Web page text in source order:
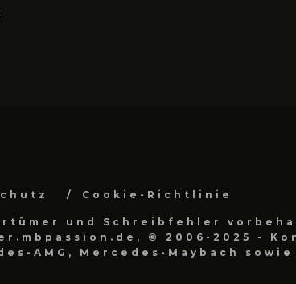
Cookie-Richtlinie
und Schreibfehler
© 2006-2025 -
AMG, Mercedes-Maybach